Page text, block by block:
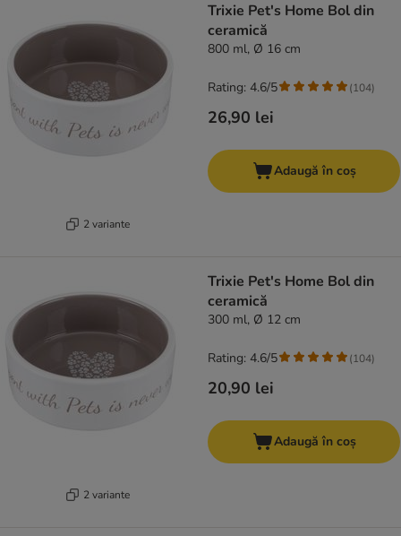
2 variante
Trixie Pet's Home Bol din
ceramică
800 ml, Ø 16 cm
26,90 lei
Rating: 4.6/5 (104)
Adaugă în coș
2 variante
Trixie Pet's Home Bol din
ceramică
300 ml, Ø 12 cm
20,90 lei
Rating: 4.6/5 (104)
Adaugă în coș